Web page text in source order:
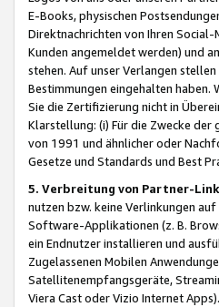
E-Books, physischen
Direktnachrichten von Ihren
Kunden angemeldet werden) und
stehen. Auf unser Verlangen
Bestimmungen eingehalten haben.
Sie die Zertifizierung nicht in
Klarstellung: (i) Für die Zwecke der
von 1991 und ähnlicher oder
Gesetze und Standards und Best
5. Verbreitung von Partner-
nutzen bzw. keine Verlinkungen
Software-Applikationen (z. B.
ein Endnutzer installieren und
Zugelassenen Mobilen
Satellitenempfangsgeräte,
Viera Cast oder Vizio Internet